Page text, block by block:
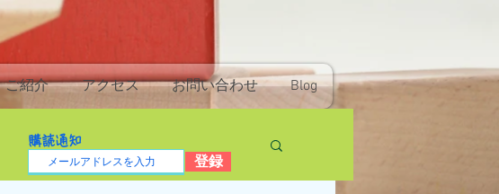
ご紹介 アクセス お問い合わせ Blog
購読通知
登録